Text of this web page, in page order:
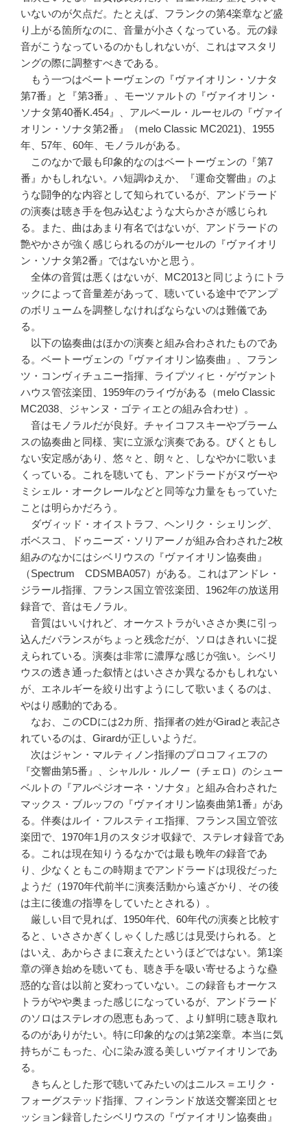
いないのが欠点だ。たとえば、フランクの第4楽章など盛
り上がる箇所なのに、音量が小さくなっている。元の録
音がこうなっているのかもしれないが、これはマスタリ
ングの際に調整すべきである。
もう一つはベートーヴェンの『ヴァイオリン・ソナタ
第7番』と『第3番』、モーツァルトの『ヴァイオリン・
ソナタ第40番K.454』、アルベール・ルーセルの『ヴァイ
オリン・ソナタ第2番』（melo Classic MC2021)、1955
年、57年、60年、モノラルがある。
このなかで最も印象的なのはベートーヴェンの『第7
番』かもしれない。ハ短調ゆえか、『運命交響曲』のよ
うな闘争的な内容として知られているが、アンドラード
の演奏は聴き手を包み込むような大らかさが感じられ
る。また、曲はあまり有名ではないが、アンドラードの
艶やかさが強く感じられるのがルーセルの『ヴァイオリ
ン・ソナタ第2番』ではないかと思う。
全体の音質は悪くはないが、MC2013と同じようにトラ
ックによって音量差があって、聴いている途中でアンプ
のボリュームを調整しなければならないのは難儀であ
る。
以下の協奏曲はほかの演奏と組み合わされたものであ
る。ベートーヴェンの『ヴァイオリン協奏曲』、フラン
ツ・コンヴィチュニー指揮、ライプツィヒ・ゲヴァント
ハウス管弦楽団、1959年のライヴがある（melo Classic
MC2038、ジャンヌ・ゴティエとの組み合わせ）。
音はモノラルだが良好。チャイコフスキーやブラーム
スの協奏曲と同様、実に立派な演奏である。びくともし
ない安定感があり、悠々と、朗々と、しなやかに歌いま
くっている。これを聴いても、アンドラードがヌヴーや
ミシェル・オークレールなどと同等な力量をもっていた
ことは明らかだろう。
ダヴィッド・オイストラフ、ヘンリク・シェリング、
ボベスコ、ドゥニーズ・ソリアーノが組み合わされた2枚
組みのなかにはシベリウスの『ヴァイオリン協奏曲』
（Spectrum CDSMBA057）がある。これはアンドレ・
ジラール指揮、フランス国立管弦楽団、1962年の放送用
録音で、音はモノラル。
音質はいいけれど、オーケストラがいささか奥に引っ
込んだバランスがちょっと残念だが、ソロはきれいに捉
えられている。演奏は非常に濃厚な感じが強い。シベリ
ウスの透き通った叙情とはいささか異なるかもしれない
が、エネルギーを絞り出すようにして歌いまくるのは、
やはり感動的である。
なお、このCDには2カ所、指揮者の姓がGiradと表記さ
れているのは、Girardが正しいようだ。
次はジャン・マルティノン指揮のプロコフィエフの
『交響曲第5番』、シャルル・ルノー（チェロ）のシュー
ベルトの『アルペジオーネ・ソナタ』と組み合わされた
マックス・ブルッフの『ヴァイオリン協奏曲第1番』があ
る。伴奏はルイ・フルスティエ指揮、フランス国立管弦
楽団で、1970年1月のスタジオ収録で、ステレオ録音であ
る。これは現在知りうるなかでは最も晩年の録音であ
り、少なくともこの時期までアンドラードは現役だった
ようだ（1970年代前半に演奏活動から遠ざかり、その後
は主に後進の指導をしていたとされる）。
厳しい目で見れば、1950年代、60年代の演奏と比較す
ると、いささかぎくしゃくした感じは見受けられる。と
はいえ、あからさまに衰えたというほどではない。第1楽
章の弾き始めを聴いても、聴き手を吸い寄せるような蠱
惑的な音は以前と変わっていない。この録音もオーケス
トラがやや奥まった感じになっているが、アンドラード
のソロはステレオの恩恵もあって、より鮮明に聴き取れ
るのがありがたい。特に印象的なのは第2楽章。本当に気
持ちがこもった、心に染み渡る美しいヴァイオリンであ
る。
きちんとした形で聴いてみたいのはニルス＝エリク・
フォーグステッド指揮、フィンランド放送交響楽団とセ
ッション録音したシベリウスの『ヴァイオリン協奏曲』